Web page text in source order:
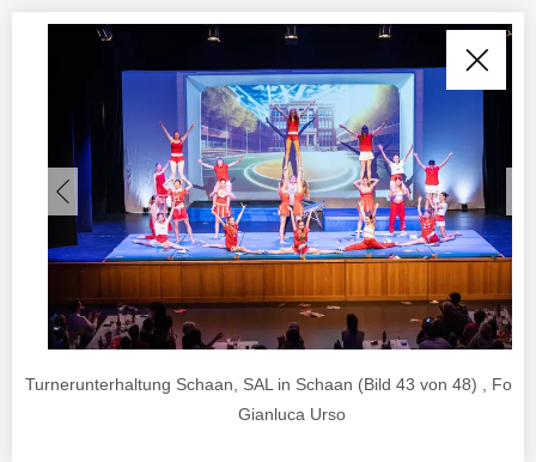
Turnerunterhaltung Schaan, SAL in Schaan (Bild 43 von 48) , Foto
Gianluca Urso